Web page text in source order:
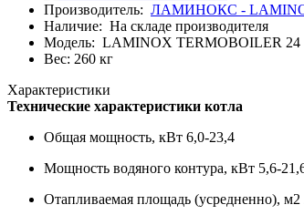
Производитель: ЛАМИНОКС -
Наличие: На складе производителя
Модель: LAMINOX TERMOBOILER
Вес: 260 кг
Характеристики
Технические характеристики котла
Общая мощность, кВт 6,0-23,4
Мощность водяного контура, кВт 5,6-
Отапливаемая площадь (усредненно), м2